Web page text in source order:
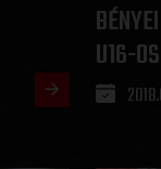
U16-